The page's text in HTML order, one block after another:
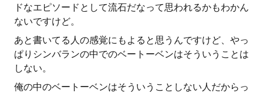
ドなエピソードとして流石だなって思われるかもわかん
ないですけど。
あと書いてる人の感覚にもよると思うんですけど、やっ
ぱりシンバランの中でのベートーベンはそういうことは
しない。
俺の中のベートーベンはそういうことしない人だからっ